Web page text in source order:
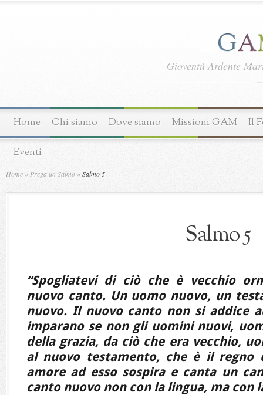
Gioventù Ardente
Home Chi siamo Dove siamo Missioni GAM Il
Eventi
Home » Prega un Salmo »Salmo 5
Salmo 5
“Spogliatevi di ciò che è vecchio
nuovo canto. Un uomo nuovo, un
nuovo. Il nuovo canto non si addice
imparano se non gli uomini nuovi,
della grazia, da ciò che era vecchio,
al nuovo testamento, che è il
amore ad esso sospira e canta un
canto nuovo non con la lingua, ma con